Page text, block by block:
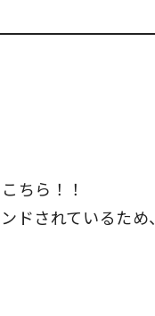
ちら！！
ドされているため、